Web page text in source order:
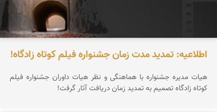
اطلاعیه: تمدید مدت زمان جشنواره فیلم کوتاه زادگاه!
هیات مدیره جشنواره با هماهنگی و نظر هیات داوران جشنواره فیلم
کوتاه زادگاه تصمیم به تمدید زمان دریافت آثار گرفت!